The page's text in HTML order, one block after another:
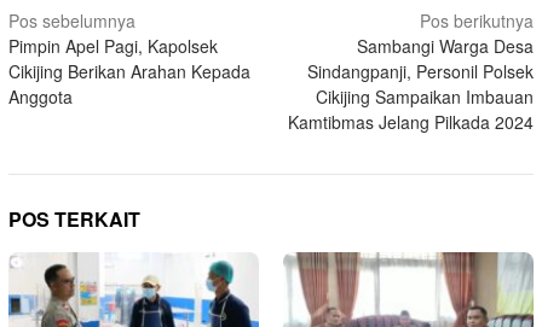
Navigasi
pos
Pos sebelumnya
Pimpin Apel Pagi, Kapolsek
Cikijing Berikan Arahan Kepada
Anggota
Pos berikutnya
Sambangi Warga Desa
Sindangpanji, Personil Polsek
Cikijing Sampaikan Imbauan
Kamtibmas Jelang Pilkada 2024
POS TERKAIT